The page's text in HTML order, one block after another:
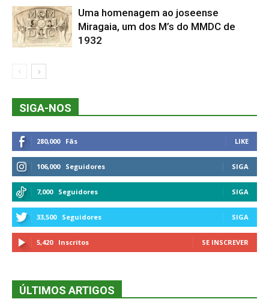
Uma homenagem ao joseense
Miragaia, um dos M’s do MMDC de
1932
SIGA-NOS
280,000 Fãs LIKE
106,000 Seguidores SIGA
7,000 Seguidores SIGA
33,500 Seguidores SIGA
5,420 Inscritos SE INSCREVER
ÚLTIMOS ARTIGOS